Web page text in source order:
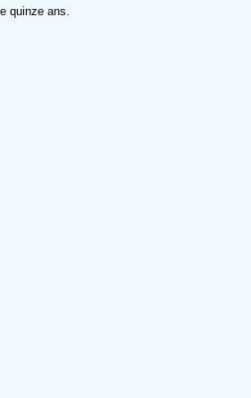
quinze ans.